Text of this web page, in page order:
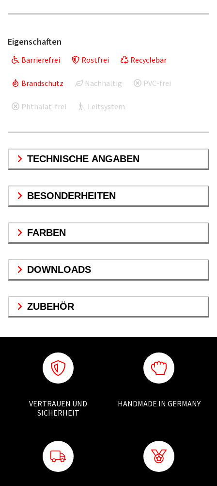
Eigenschaften
Barrierefrei Rostfrei Recyclebar
Brandschutz Nachhaltig PVC-frei
Phthalat-frei Leitsystem
TECHNISCHE ANGABEN
BESONDERHEITEN
FARBEN
DOWNLOADS
ZUBEHÖR
VERTRAUEN UND
SICHERHEIT
HANDMADE IN GERMANY